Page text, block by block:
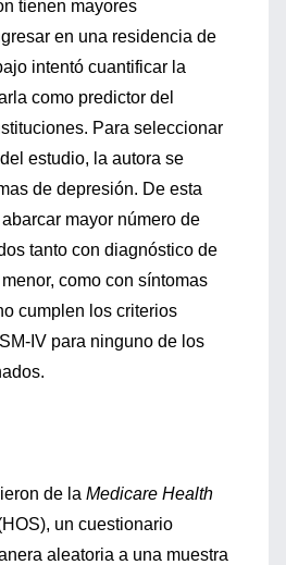
tienen mayores
en una residencia de
intentó cuantificar la
como predictor del
Para seleccionar
estudio, la autora se
de depresión. De esta
mayor número de
tanto con diagnóstico de
como con síntomas
cumplen los criterios
IV para ninguno de los
de la Medicare Health
un cuestionario
aleatoria a una muestra